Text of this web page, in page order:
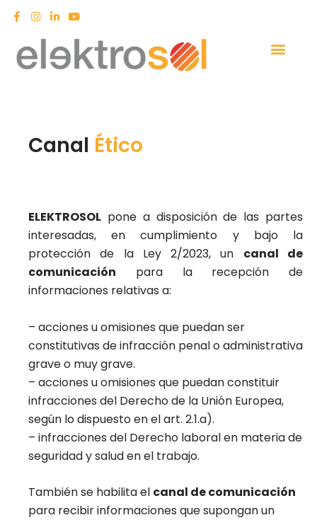
Canal Ético
ELEKTROSOL pone a disposición de las partes
interesadas, en cumplimiento y bajo la
protección de la Ley 2/2023, un canal de
comunicación para la recepción de
informaciones relativas a:
– acciones u omisiones que puedan ser
constitutivas de infracción penal o administrativa
grave o muy grave.
– acciones u omisiones que puedan constituir
infracciones del Derecho de la Unión Europea,
según lo dispuesto en el art. 2.1.a).
– infracciones del Derecho laboral en materia de
seguridad y salud en el trabajo.
También se habilita el canal de comunicación
para recibir informaciones que supongan un